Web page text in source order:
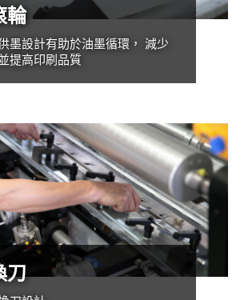
輪
墨設計有助於油墨循環， 減少
提高印刷品質
刀